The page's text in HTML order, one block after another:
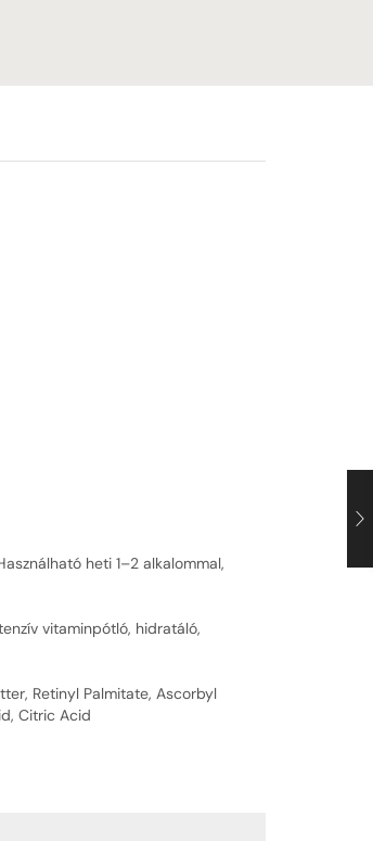
heti 1–2 alkalommal,
vitaminpótló, hidratáló,
Retinyl Palmitate, Ascorbyl
Citric Acid